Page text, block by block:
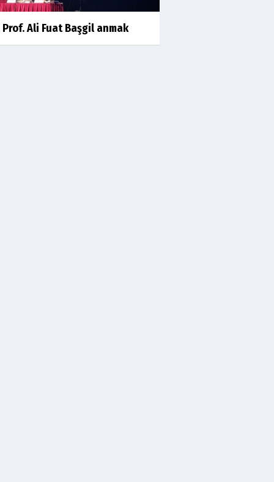
kıssalarından biri RIZK
Arşiv haberlerimiz
Prof. Ali Fuat Başgil anmak